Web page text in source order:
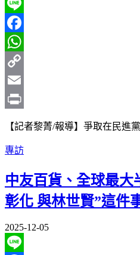
Line
Facebook
WhatsApp
Copy
Link
Email
【記者黎菁/報導】爭取在民進
專訪
中友百貨、全球最大
彰化 與林世賢”這件
2025-12-05